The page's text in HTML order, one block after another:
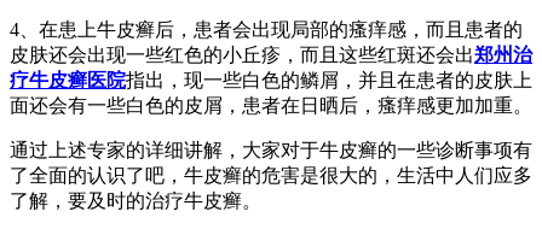
4、在患上牛皮癣后，患者会出现局部的瘙痒感，而且患者的
皮肤还会出现一些红色的小丘疹，而且这些红斑还会出郑州治
疗牛皮癣医院指出，现一些白色的鳞屑，并且在患者的皮肤上
面还会有一些白色的皮屑，患者在日晒后，瘙痒感更加加重。
通过上述专家的详细讲解，大家对于牛皮癣的一些诊断事项有
了全面的认识了吧，牛皮癣的危害是很大的，生活中人们应多
了解，要及时的治疗牛皮癣。